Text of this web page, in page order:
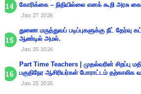
கோரிக்கை – நிதியில்லை எனக் கூறி அரசு
Jan 27 2026
துணை மருத்துவப் படிப்புகளுக்கு நீட் தேர்வு
ஆண்டில் அமல்.
Jan 25 2026
Part Time Teachers | முதல்வரின் சிறப்பு
பகுதிநேர ஆசிரியர்கள் போராட்டம் தற்காலிக
Jan 25 2026